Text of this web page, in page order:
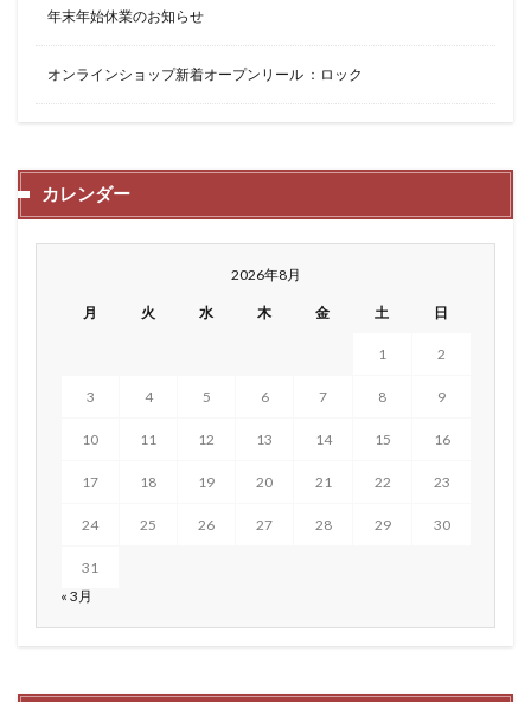
年末年始休業のお知らせ
オンラインショップ新着オープンリール ：ロック
カレンダー
2026年8月
月 火 水 木 金 土 日
1 2
3 4 5 6 7 8 9
10 11 12 13 14 15 16
17 18 19 20 21 22 23
24 25 26 27 28 29 30
31
« 3月